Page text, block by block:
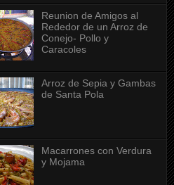
Reunion de Amigos al
Rededor de un Arroz de
Conejo- Pollo y
Caracoles
Arroz de Sepia y Gambas
de Santa Pola
Macarrones con Verdura
y Mojama